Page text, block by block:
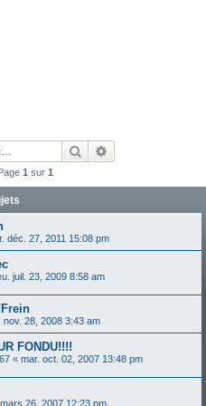
Rechercher
1 sur 1
déc. 27, 2011 15:08 pm
juil. 23, 2009 8:58 am
nov. 28, 2008 3:43 am
FONDU!!!!
« mar. oct. 02, 2007 13:48 pm
26, 2007 12:23 pm